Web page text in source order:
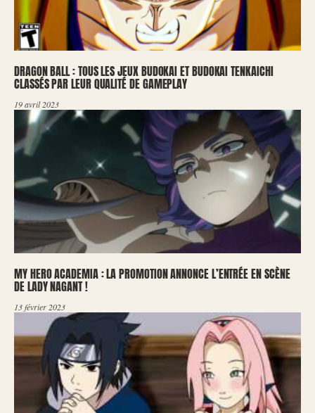
DRAGON BALL : TOUS LES JEUX BUDOKAI ET BUDOKAI TENKAICHI
CLASSÉS PAR LEUR QUALITÉ DE GAMEPLAY
19 avril 2023
MY HERO ACADEMIA : LA PROMOTION ANNONCE L’ENTRÉE EN SCÈNE
DE LADY NAGANT !
13 février 2023